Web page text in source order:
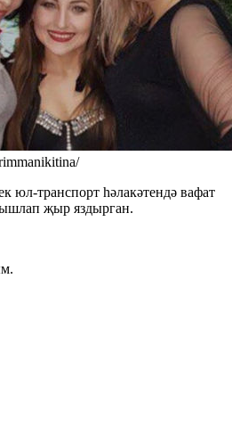
юл-транспорт һәлакәтендә вафат
җыр яздырган.